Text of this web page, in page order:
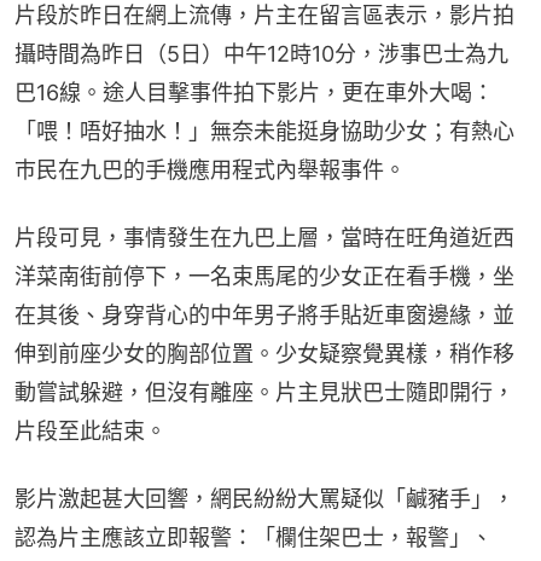
片段於昨日在網上流傳，片主在留言區表示，影片拍
攝時間為昨日（5日）中午12時10分，涉事巴士為九
巴16線。途人目擊事件拍下影片，更在車外大喝：
「喂！唔好抽水！」無奈未能挺身協助少女；有熱心
巿民在九巴的手機應用程式內舉報事件。
片段可見，事情發生在九巴上層，當時在旺角道近西
洋菜南街前停下，一名束馬尾的少女正在看手機，坐
在其後、身穿背心的中年男子將手貼近車窗邊緣，並
伸到前座少女的胸部位置。少女疑察覺異樣，稍作移
動嘗試躲避，但沒有離座。片主見狀巴士隨即開行，
片段至此結束。
影片激起甚大回響，網民紛紛大罵疑似「鹹豬手」，
認為片主應該立即報警：「欄住架巴士，報警」、